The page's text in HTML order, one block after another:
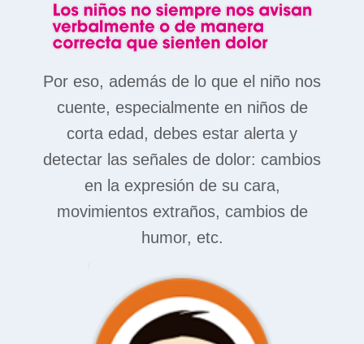
Por eso, además de lo que el niño nos
cuente, especialmente en niños de
corta edad, debes estar alerta y
detectar las señales de dolor: cambios
en la expresión de su cara,
movimientos extraños, cambios de
humor, etc.